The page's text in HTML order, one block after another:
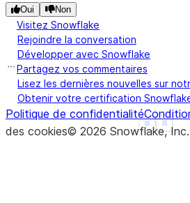
See more
Oui Non
Visitez Snowflake
Rejoindre la conversation
Développer avec Snowflake
Partagez vos commentaires
Lisez les dernières nouvelles sur
Obtenir votre certification
Politique de confidentialité
des cookies© 2026 Snowflake, Inc.